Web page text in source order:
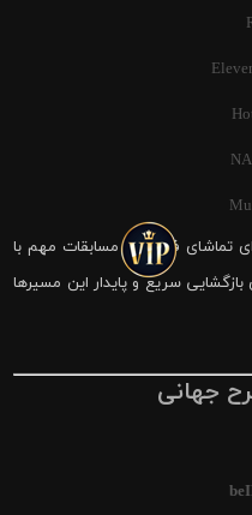
تماشای فوتبال و مسابقات مهم با
سریع و پایدار این مسیرها
جهانی